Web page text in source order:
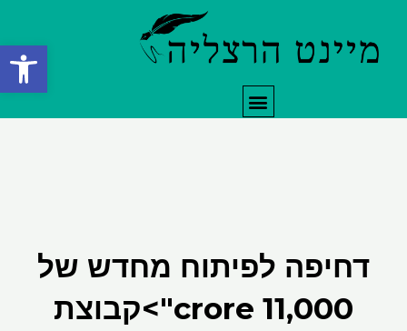
פתח
תפריט
דחיפה לפיתוח מחדש של
₹11,000 crore">קבוצת